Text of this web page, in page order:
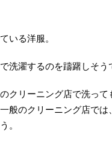
いる洋服。
洗濯するのを躊躇しそう
クリーニング店で洗っ
般のクリーニング店で
。